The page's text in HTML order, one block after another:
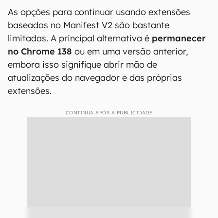
As opções para continuar usando extensões
baseadas no Manifest V2 são bastante
limitadas. A principal alternativa é permanecer
no Chrome 138 ou em uma versão anterior,
embora isso signifique abrir mão de
atualizações do navegador e das próprias
extensões.
CONTINUA APÓS A PUBLICIDADE